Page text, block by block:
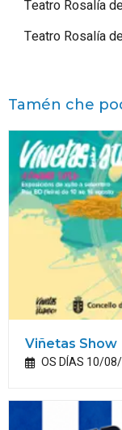
Teatro Rosalía
Teatro Rosalía
Tamén che
Viñetas Show
OS DÍAS 10/